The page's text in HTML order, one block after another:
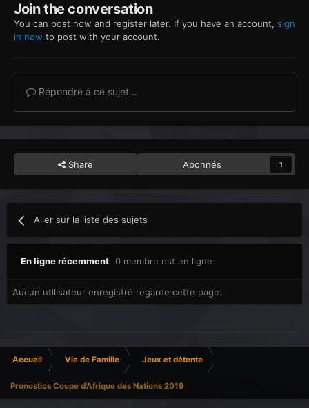
Join the conversation
You can post now and register later. If you have an account, sign
in now to post with your account.
Répondre à ce sujet…
Share Abonnés 1
Aller sur la liste des sujets
En ligne récemment 0 membre est en ligne
Aucun utilisateur enregistré regarde cette page.
Accueil Vie de Famille Jeux et détente
Pronostics Coupe d'Afrique des Nations 2019